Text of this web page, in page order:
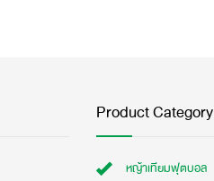
Product Category
หญ้าเทียมฟุตบอล